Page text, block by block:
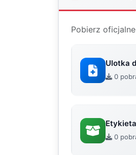
Pobierz
Ulotka
0
0